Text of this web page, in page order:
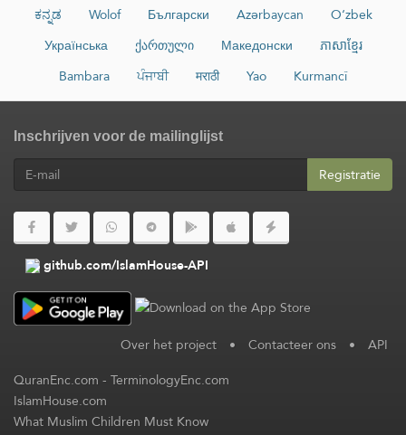
ಕನ್ನಡ
Wolof Български Azərbaycan
O‘zbek
Українська
ქართული Македонски
ភាសាខ្មែរ
Bambara
ਪੰਜਾਬੀ मराठी Yao Kurmancî
Inschrijven voor de mailinglijst
Registratie
github.com/IslamHouse-API
Over het project • Contacteer ons • API
QuranEnc.com-TerminologyEnc.com
IslamHouse.com
What Muslim Children Must Know